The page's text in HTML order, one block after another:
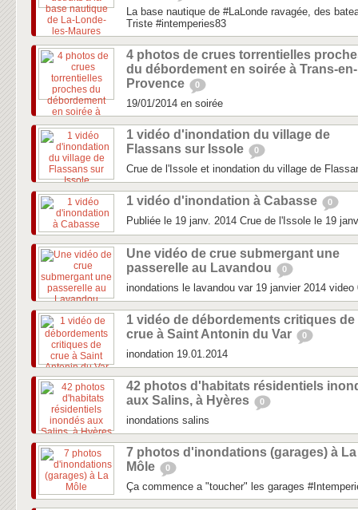
La base nautique de #LaLonde ravagée, des
Triste #intemperies83
4 photos de crues torrentielles
du débordement en soirée à Trans-en-
Provence
0
19/01/2014 en soirée
1 vidéo d'inondation du village de
Flassans sur Issole
0
Crue de l'Issole et inondation du village de
1 vidéo d'inondation à Cabasse 0
Publiée le 19 janv. 2014 Crue de l'Issole le 19
Une vidéo de crue submergant une
passerelle au Lavandou
0
inondations le lavandou var 19 janvier 2014 video
1 vidéo de débordements critiques de
crue à Saint Antonin du Var
0
inondation 19.01.2014
42 photos d'habitats résidentiels
aux Salins, à Hyères
0
inondations salins
7 photos d'inondations (garages) à La
Môle
0
Ça commence a "toucher" les garages